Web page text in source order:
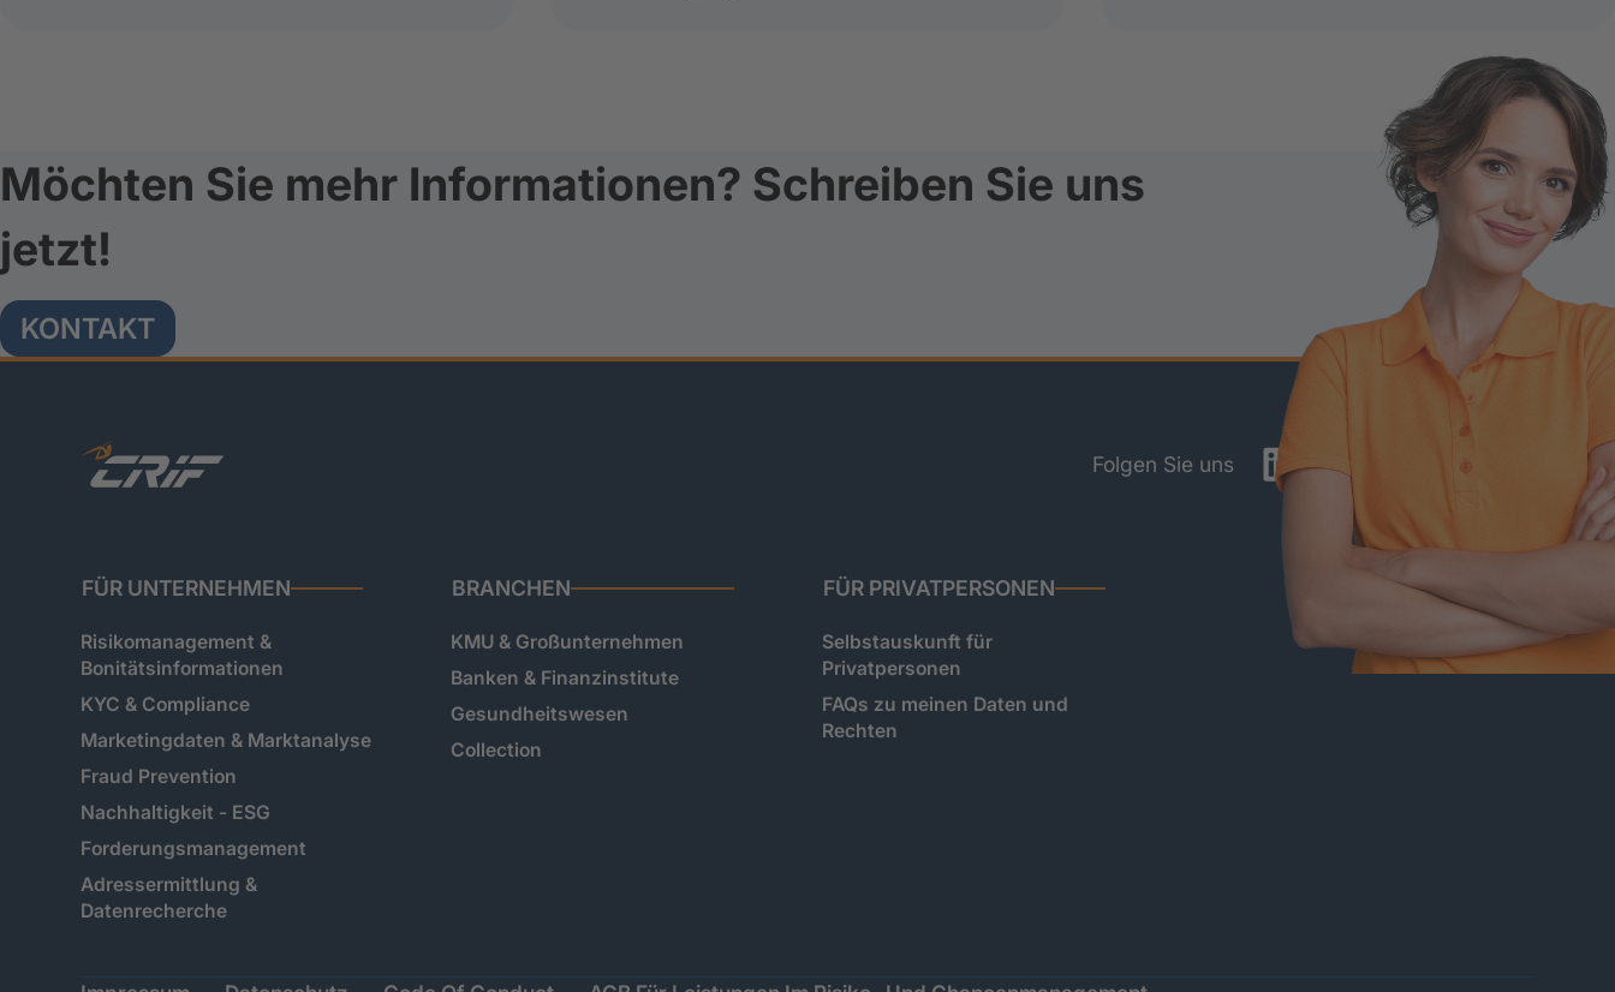
Möchten Sie mehr Informationen? Schreiben Sie uns
jetzt!
KONTAKT
Folgen Sie uns LinkedIn YouTube
FÜR UNTERNEHMEN
Risikomanagement &
Bonitätsinformationen
KYC & Compliance
Marketingdaten & Marktanalyse
Fraud Prevention
Nachhaltigkeit - ESG
Forderungsmanagement
Adressermittlung &
Datenrecherche
BRANCHEN
KMU & Großunternehmen
Banken & Finanzinstitute
Gesundheitswesen
Collection
FÜR PRIVATPERSONEN
Selbstauskunft für
Privatpersonen
FAQs zu meinen Daten und
Rechten